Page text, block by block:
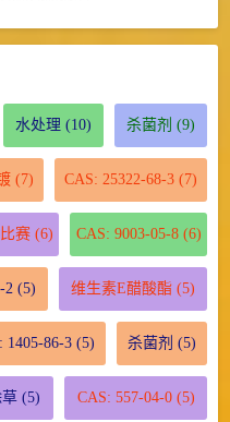
水处理 (10) 杀菌剂 (9)
(7) CAS: 25322-68-3 (7)
赛(6) CAS: 9003-05-8(6)
2 (5) 维生素E醋酸酯 (5)
1405-86-3(5) 杀菌剂 (5)
草 (5) CAS: 557-04-0(5)